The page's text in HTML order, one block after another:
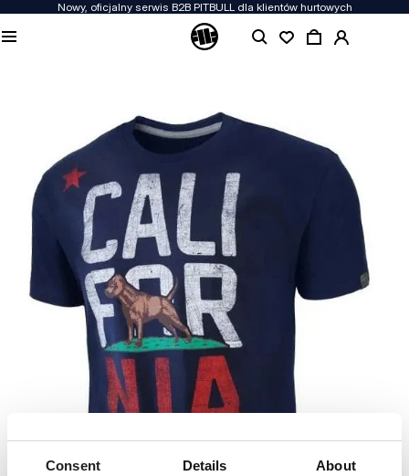
Consent Details About
Nowy, oficjalny serwis B2B PITBULL dla klientów hurtowych